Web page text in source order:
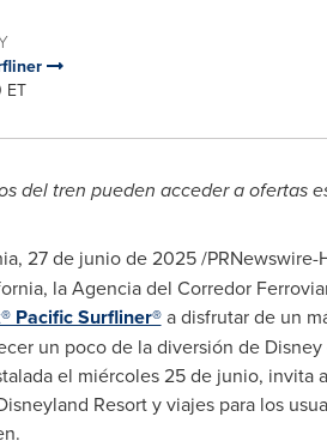
ET
del tren pueden acceder a ofertas
, 27 de junio de 2025/PRNewswire-
, la Agencia del Corredor
Pacific Surfliner®a disfrutar de un
un poco de la diversión de
el miércoles 25 de junio, invita
Resort y viajes para los